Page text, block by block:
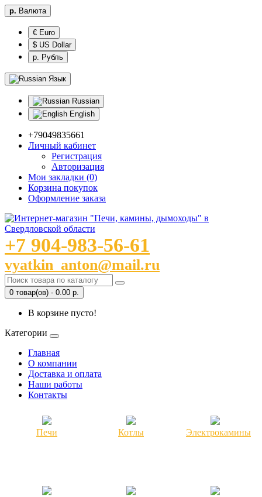
р. Валюта
€ Euro
$ US Dollar
р. Рубль
Язык
Russian
English
+79049835661
Личный кабинет
Регистрация
Авторизация
Мои закладки (0)
Корзина покупок
Оформление заказа
+7 904-983-56-61
vyatkin_anton@mail.ru
0 товар(ов) - 0.00 р.
В корзине пусто!
Категории
Главная
О компании
Доставка и оплата
Наши работы
Контакты
Печи Котлы Электрокамины